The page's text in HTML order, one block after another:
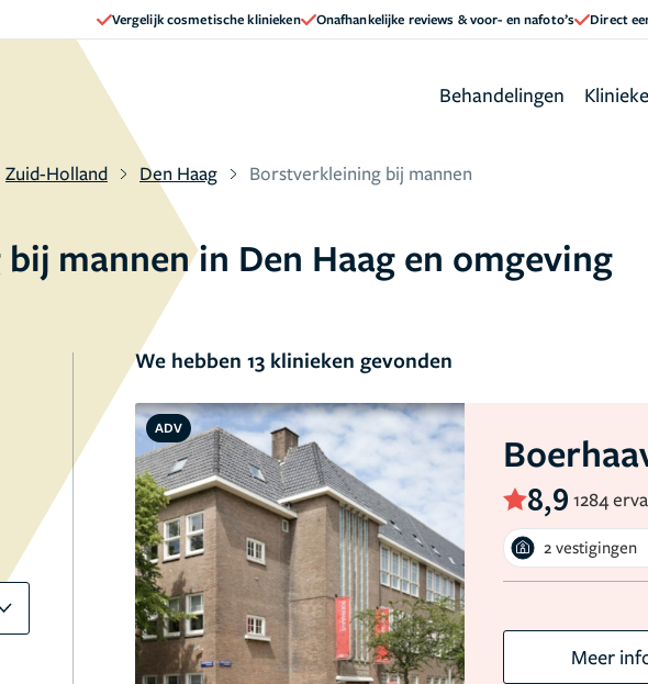
Vergelijk cosmetische klinieken Onafhankelijke reviews & voor- en nafoto’s Direct
Behandelingen
Zuid-Holland Den Haag Borstverkleining bij mannen
mannen in Den Haag en omgeving
We hebben 13 klinieken gevonden
ADV
8,9 1284
2 vestigingen
Meer